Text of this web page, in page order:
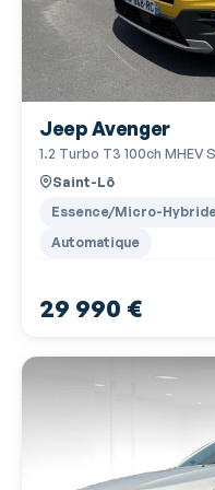
Ecran multifonction
Ecran tactile
ESP
Feux de freinage
Filtre à Pollen
Fixation Isofix siège
Fonction MP3
Freinage automatique
Interface Media
Kit mains-libres
Jeep Avenger
1.2 Turbo T3 100ch MHEV
Saint-Lô
Essence/Micro-
Automatique
29 990 €